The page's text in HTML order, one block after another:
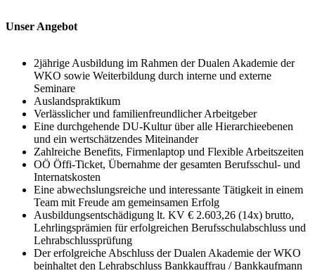
Unser Angebot
2jährige Ausbildung im Rahmen der Dualen Akademie der
WKO sowie Weiterbildung durch interne und externe
Seminare
Auslandspraktikum
Verlässlicher und familienfreundlicher Arbeitgeber
Eine durchgehende DU-Kultur über alle Hierarchieebenen
und ein wertschätzendes Miteinander
Zahlreiche Benefits, Firmenlaptop und Flexible Arbeitszeiten
OÖ Öffi-Ticket, Übernahme der gesamten Berufsschul- und
Internatskosten
Eine abwechslungsreiche und interessante Tätigkeit in einem
Team mit Freude am gemeinsamen Erfolg
Ausbildungsentschädigung lt. KV € 2.603,26 (14x) brutto,
Lehrlingsprämien für erfolgreichen Berufsschulabschluss und
Lehrabschlussprüfung
Der erfolgreiche Abschluss der Dualen Akademie der WKO
beinhaltet den Lehrabschluss Bankkauffrau / Bankkaufmann